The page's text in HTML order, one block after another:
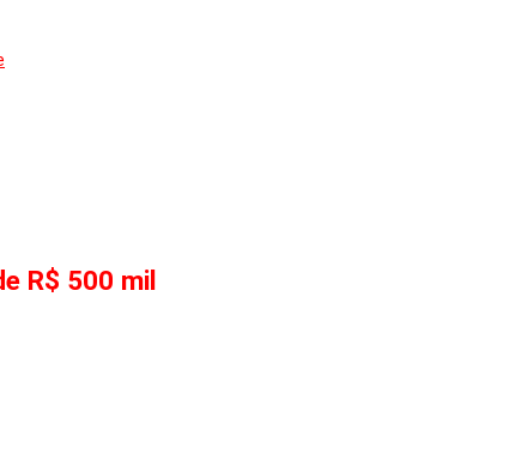
R$ 500 mil